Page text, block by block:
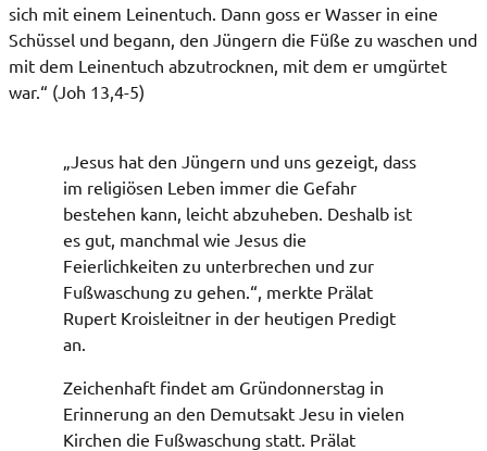
sich mit einem Leinentuch. Dann goss er Wasser in eine
Schüssel und begann, den Jüngern die Füße zu waschen und
mit dem Leinentuch abzutrocknen, mit dem er umgürtet
war.“ (Joh 13,4-5)
„Jesus hat den Jüngern und uns gezeigt, dass
im religiösen Leben immer die Gefahr
bestehen kann, leicht abzuheben. Deshalb ist
es gut, manchmal wie Jesus die
Feierlichkeiten zu unterbrechen und zur
Fußwaschung zu gehen.“, merkte Prälat
Rupert Kroisleitner in der heutigen Predigt
an.
Zeichenhaft findet am Gründonnerstag in
Erinnerung an den Demutsakt Jesu in vielen
Kirchen die Fußwaschung statt. Prälat